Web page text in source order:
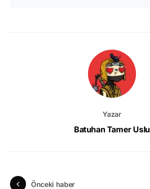
Yazar
Batuhan Tamer Uslu
Önceki haber